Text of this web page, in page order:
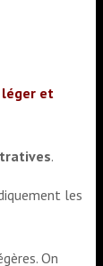
et
.
les
On